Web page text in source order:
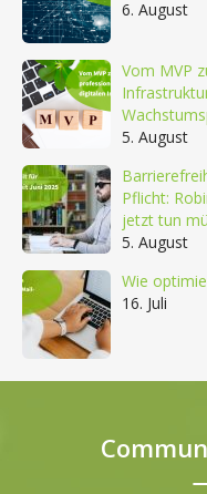
6. August
Vom MVP
5. August
Pflicht:
jetzt tun
5. August
Wie
16. Juli